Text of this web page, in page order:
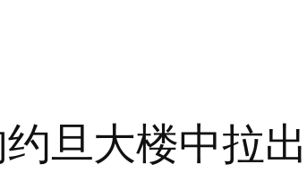
旦大楼中拉